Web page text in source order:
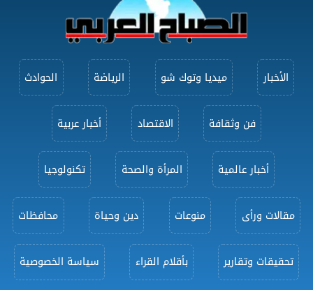
الأخبار ميديا وتوك شو الرياضة الحوادث
فن وثقافة الاقتصاد أخبار عربية
أخبار عالمية المرأة والصحة تكنولوجيا
مقالات ورأى منوعات دين وحياة محافظات
تحقيقات وتقارير بأقلام القراء سياسة الخصوصية